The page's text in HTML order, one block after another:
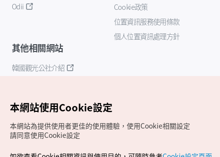
Odii
Cookie政策
位置資訊服務使用條款
個人位置資訊處理方針
其他相關網站
韓國觀光公社介紹
本網站使用Cookie設定
本網站為提供使用者更佳的使用體驗，使用Cookie相關設定
請同意使用Cookie設定